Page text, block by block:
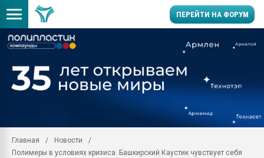
ПЕРЕЙТИ НА ФОРУМ
производство SPC
заводу пластмасс"
Главная
Новости
Полимеры в условиях кризиса. Башкирский Каустик чувствует себя